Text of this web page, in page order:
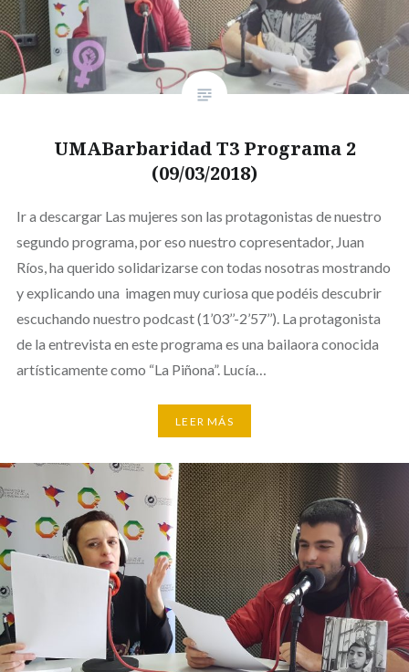
UMABarbaridad T3 Programa 2
(09/03/2018)
Ir a descargar Las mujeres son las protagonistas de nuestro
segundo programa, por eso nuestro copresentador, Juan
Ríos, ha querido solidarizarse con todas nosotras mostrando
y explicando una imagen muy curiosa que podéis descubrir
escuchando nuestro podcast (1’03’’-2’57’’). La protagonista
de la entrevista en este programa es una bailaora conocida
artísticamente como “La Piñona”. Lucía…
LEER MÁS